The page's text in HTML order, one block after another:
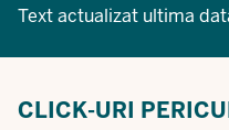
Text actualizat ultima
CLICK-URI